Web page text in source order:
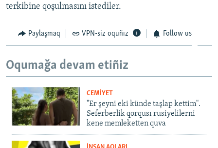
terkibine qoşulmasını istediler.
Paylaşmaq VPN-siz oquñız Follow us
Oqumağa devam etiñiz
CEMİYET
"Er şeyni eki künde taşlap kettim".
Seferberlik qorqusı rusiyelilerni
kene memleketten quva